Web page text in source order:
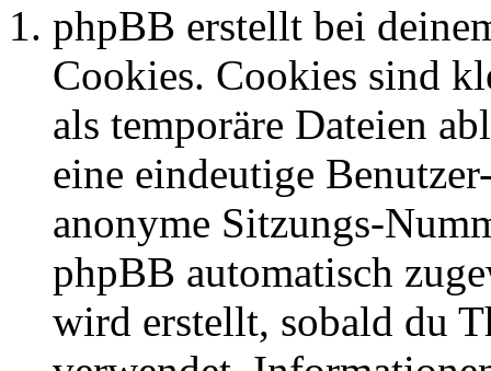
phpBB erstellt bei
Cookies. Cookies sind
als temporäre Dateien
eine eindeutige
anonyme Sitzungs-
phpBB automatisch
wird erstellt, sobald du